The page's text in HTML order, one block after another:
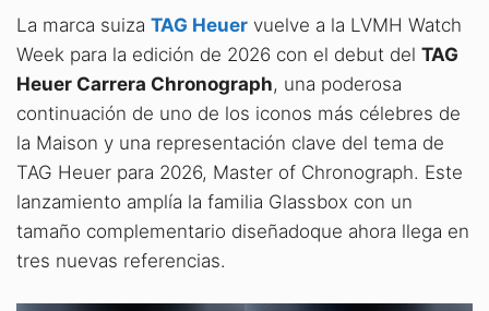
La marca suiza TAG Heuer vuelve a la LVMH Watch
Week para la edición de 2026 con el debut del TAG
Heuer Carrera Chronograph, una poderosa
continuación de uno de los iconos más célebres de
la Maison y una representación clave del tema de
TAG Heuer para 2026, Master of Chronograph. Este
lanzamiento amplía la familia Glassbox con un
tamaño complementario diseñadoque ahora llega en
tres nuevas referencias.